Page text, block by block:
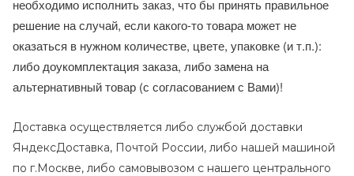
необходимо исполнить заказ, что бы принять правильное
решение на случай, если какого-то товара может не
оказаться в нужном количестве, цвете, упаковке (и т.п.):
либо доукомплектация заказа, либо замена на
альтернативный товар (с согласованием с Вами)!
Доставка осуществляется либо службой доставки
ЯндексДоставка, Почтой России, либо нашей машиной
по г.Москве, либо самовывозом с нашего центрального